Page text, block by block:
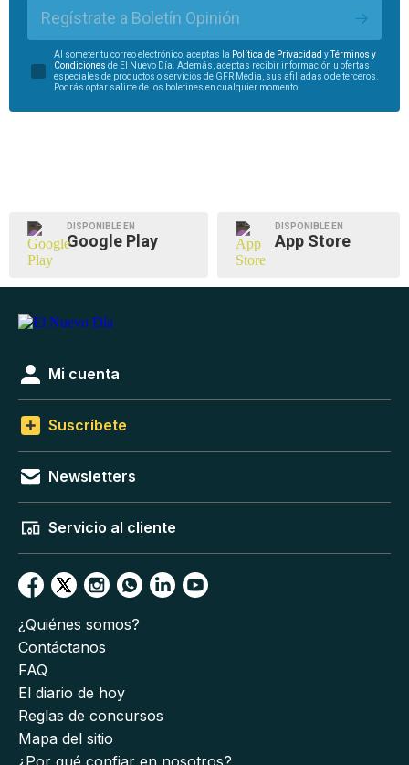
Regístrate a Boletín Opinión
Al someter tu correo electrónico, aceptas la Política de Privacidad y
Términos y
Condiciones de El Nuevo Día. Además, aceptas recibir información u ofertas
especiales de productos o servicios de GFR Media, sus afiliadas o de terceros.
Podrás optar salirte de los boletines en cualquier momento.
DISPONIBLE EN
Google Play
DISPONIBLE EN
App Store
Mi cuenta
Suscríbete
Newsletters
Servicio al cliente
¿Quiénes somos?
Contáctanos
FAQ
El diario de hoy
Reglas de concursos
Mapa del sitio